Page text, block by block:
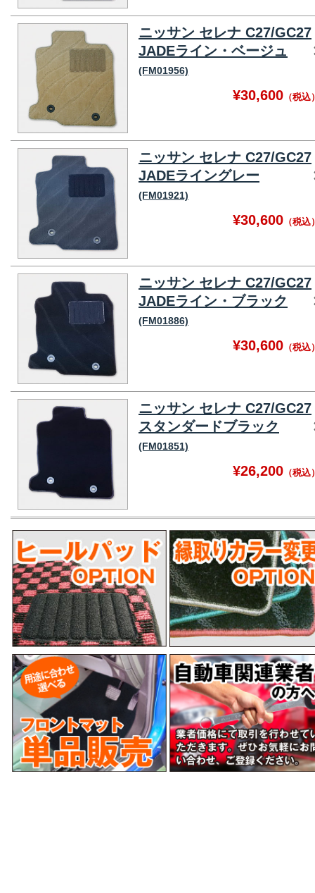
ニッサン セレナ C27/GC27
JADEライン・ベージュ
(FM01956)
¥30,600 （税込
ニッサン セレナ C27/GC27
JADEライングレー
(FM01921)
¥30,600 （税込
ニッサン セレナ C27/GC27
JADEライン・ブラック
(FM01886)
¥30,600 （税込
ニッサン セレナ C27/GC27
スタンダードブラック
(FM01851)
¥26,200 （税込